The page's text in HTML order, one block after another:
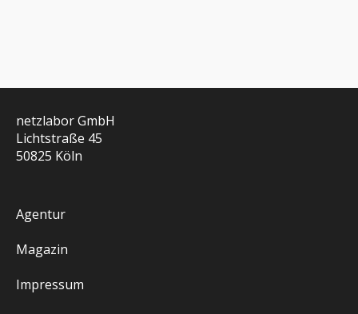
netzlabor GmbH
Lichtstraße 45
50825 Köln
Agentur
Magazin
Impressum